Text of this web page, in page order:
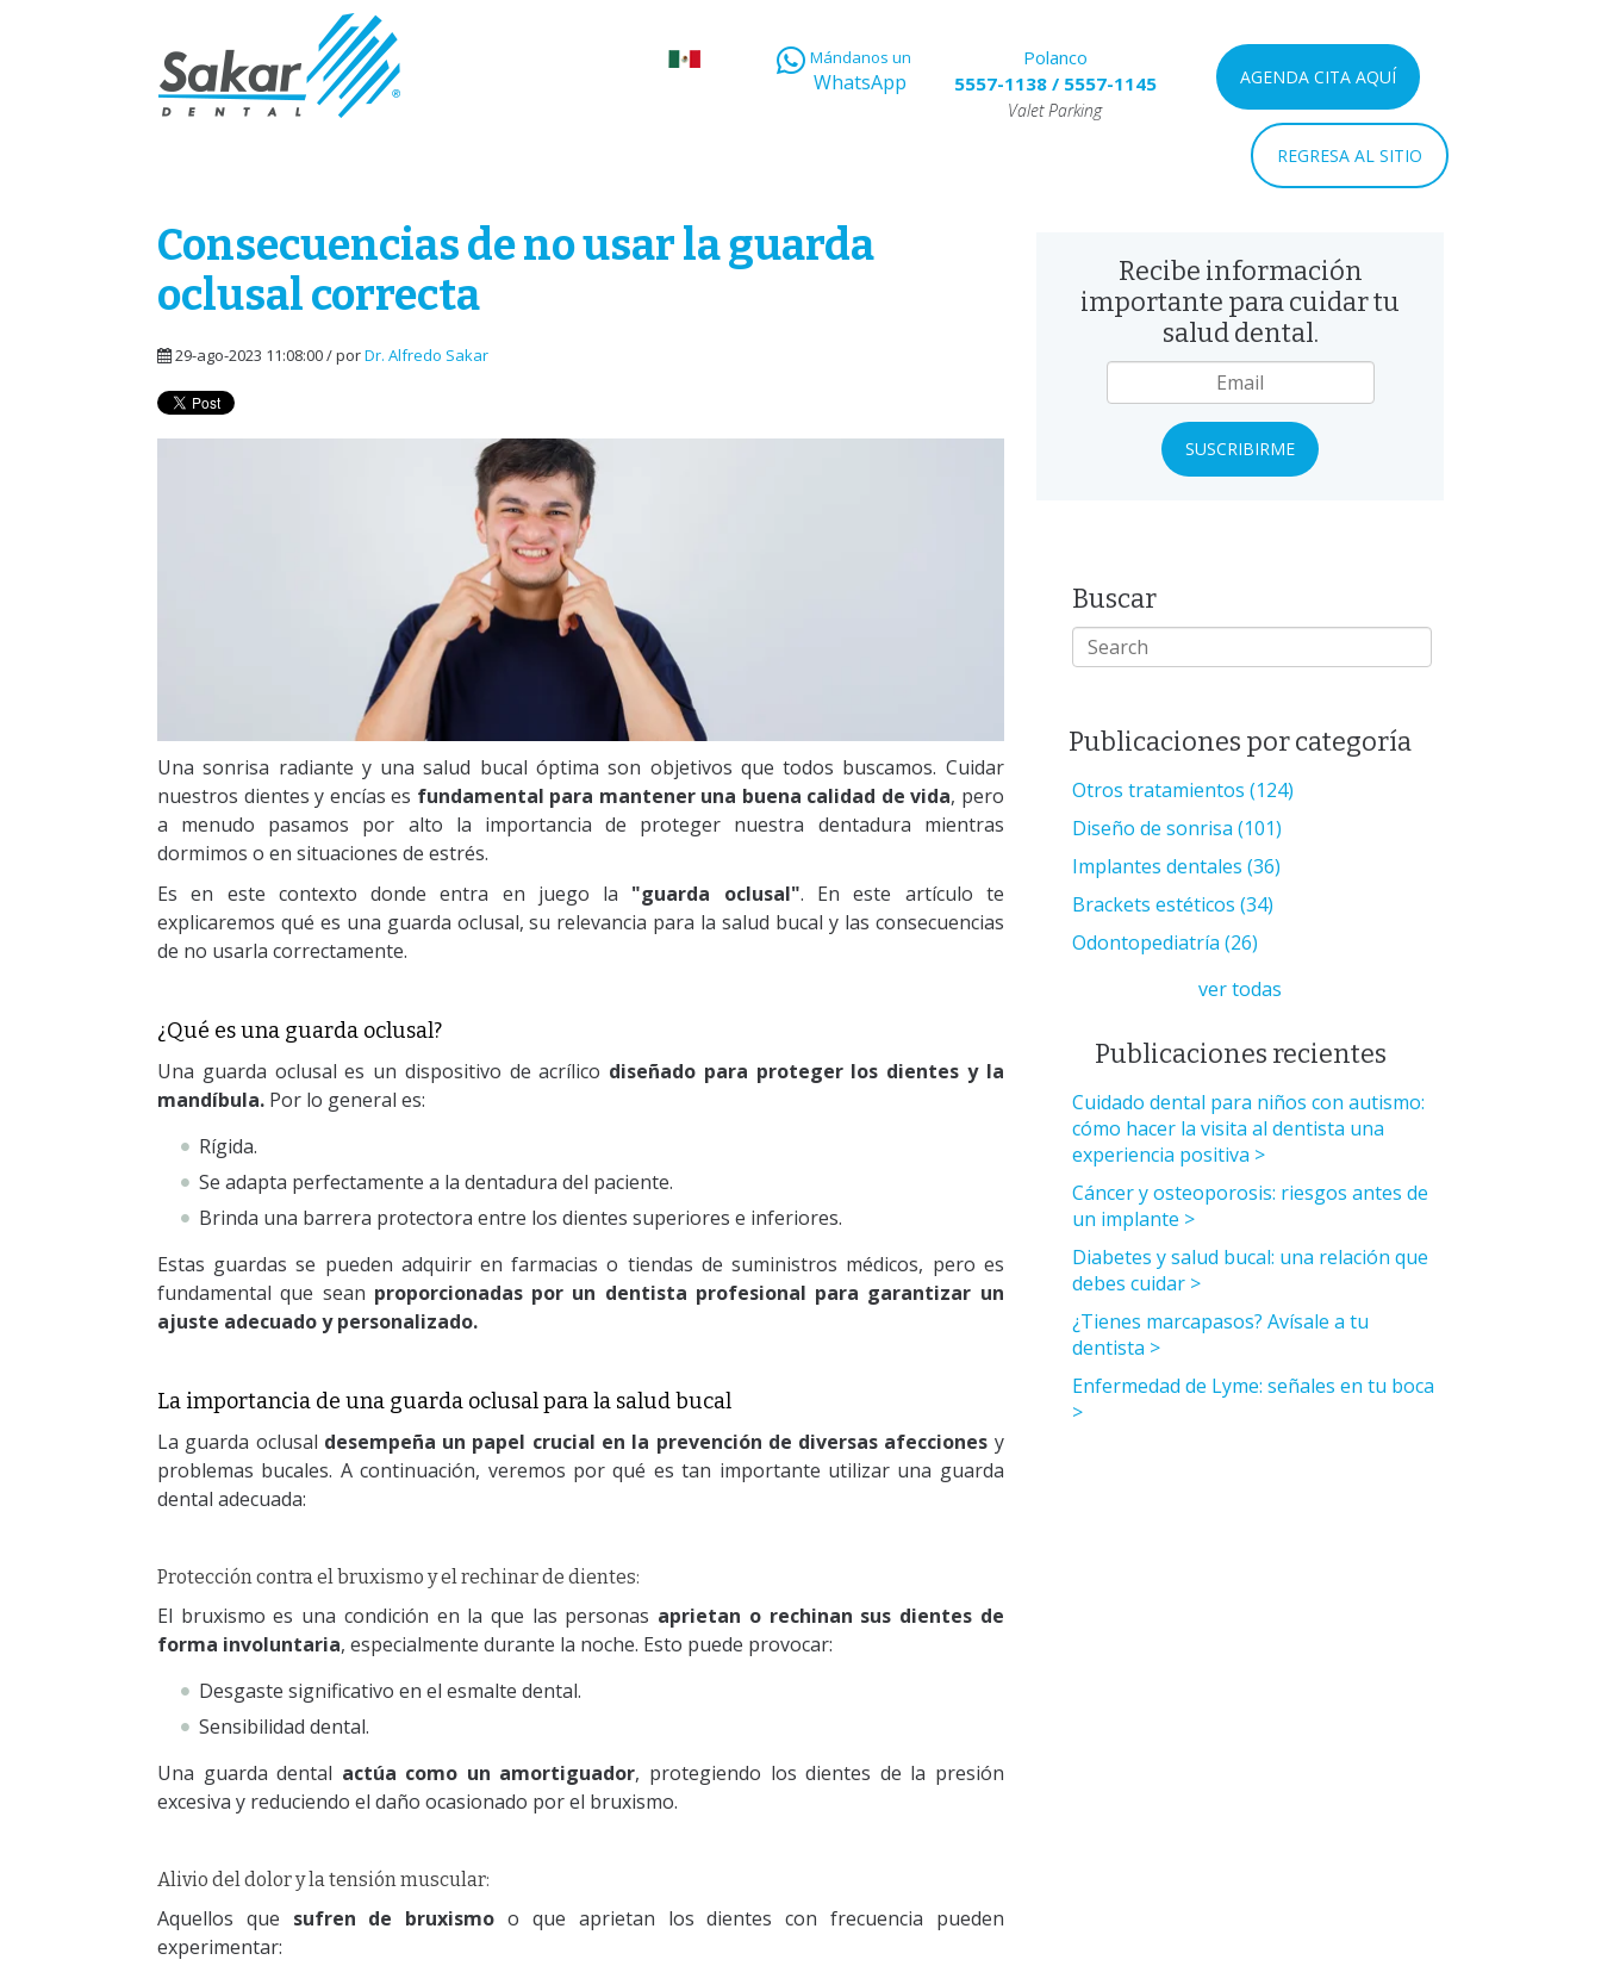
Mándanos un
WhatsApp
Polanco
5557-1138/ 5557-1145
Valet Parking
AGENDA CITA AQUÍ
REGRESA AL SITIO
Consecuencias de no usar la guarda
oclusal correcta
29-ago-2023 11:08:00 / porDr. Alfredo Sakar
Una sonrisa radiante y una salud bucal óptima son objetivos que todos buscamos. Cuidar
nuestros dientes y encías es fundamental para mantener una buena calidad de vida, pero
a menudo pasamos por alto la importancia de proteger nuestra dentadura mientras
dormimos o en situaciones de estrés.
Es en este contexto donde entra en juego la "guarda oclusal". En este artículo te
explicaremos qué es una guarda oclusal, su relevancia para la salud bucal y las consecuencias
de no usarla correctamente.
¿Qué es una guarda oclusal?
Una guarda oclusal es un dispositivo de acrílico diseñado para proteger los dientes y la
mandíbula. Por lo general es:
Rígida.
Se adapta perfectamente a la dentadura del paciente.
Brinda una barrera protectora entre los dientes superiores e inferiores.
Estas guardas se pueden adquirir en farmacias o tiendas de suministros médicos, pero es
fundamental que sean proporcionadas por un dentista profesional para garantizar un
ajuste adecuado y personalizado.
La importancia de una guarda oclusal para la salud bucal
La guarda oclusal desempeña un papel crucial en la prevención de diversas afecciones y
problemas bucales. A continuación, veremos por qué es tan importante utilizar una guarda
dental adecuada:
Protección contra el bruxismo y el rechinar de dientes:
El bruxismo es una condición en la que las personas aprietan o rechinan sus dientes de
forma involuntaria, especialmente durante la noche. Esto puede provocar:
Desgaste significativo en el esmalte dental.
Sensibilidad dental.
Una guarda dental actúa como un amortiguador, protegiendo los dientes de la presión
excesiva y reduciendo el daño ocasionado por el bruxismo.
Alivio del dolor y la tensión muscular:
Aquellos que sufren de bruxismo o que aprietan los dientes con frecuencia pueden
experimentar:
Recibe información
importante para cuidar tu
salud dental.
Buscar
Publicaciones por categoría
Otros tratamientos(124)
Diseño de sonrisa(101)
Implantes dentales(36)
Brackets estéticos(34)
Odontopediatría(26)
ver todas
Publicaciones recientes
Cuidado dental para niños con autismo:
cómo hacer la visita al dentista una
experiencia positiva
Cáncer y osteoporosis: riesgos antes de
un implante
Diabetes y salud bucal: una relación que
debes cuidar
¿Tienes marcapasos? Avísale a tu
dentista
Enfermedad de Lyme: señales en tu boca